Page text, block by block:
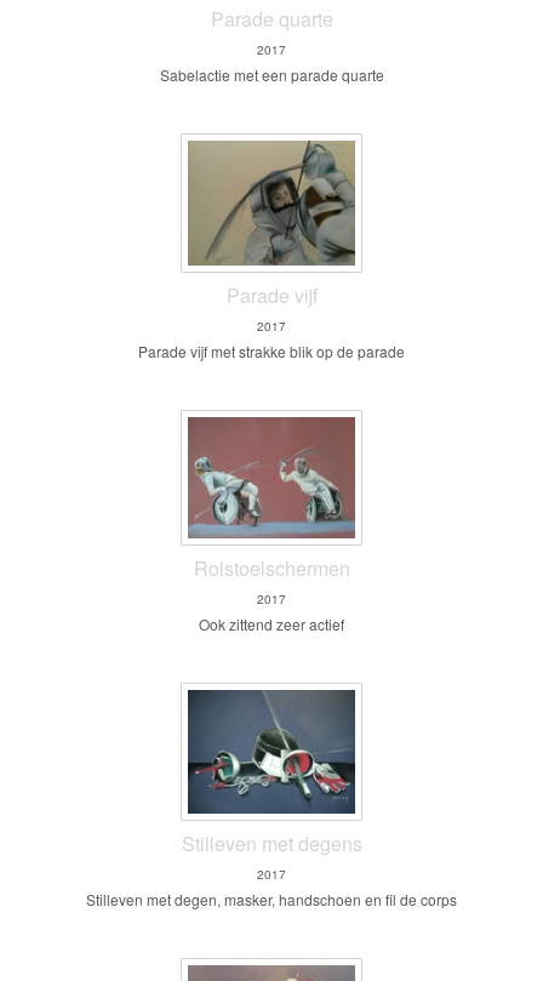
Parade quarte
2017
Sabelactie met een parade quarte
Parade vijf
2017
Parade vijf met strakke blik op de parade
Rolstoelschermen
2017
Ook zittend zeer actief
Stilleven met degens
2017
Stilleven met degen, masker, handschoen en fil de corps